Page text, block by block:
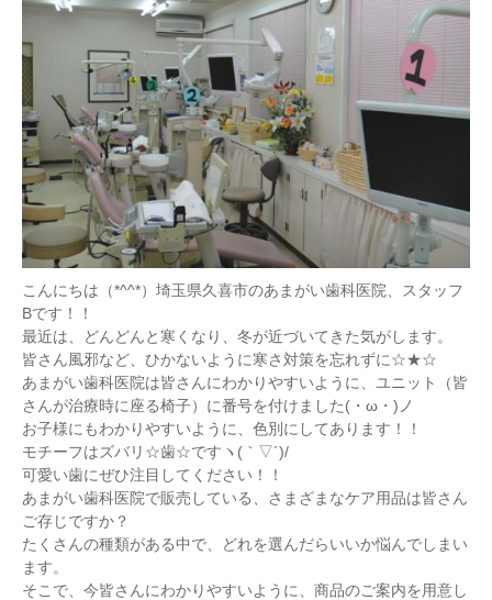
こんにちは（*^^*）埼玉県久喜市のあまがい歯科医院、スタッフ
Bです！！
最近は、どんどんと寒くなり、冬が近づいてきた気がします。
皆さん風邪など、ひかないように寒さ対策を忘れずに☆★☆
あまがい歯科医院は皆さんにわかりやすいように、ユニット（皆
さんが治療時に座る椅子）に番号を付けました(・ω・)ノ
お子様にもわかりやすいように、色別にしてあります！！
モチーフはズバリ☆歯☆ですヽ(｀▽´)/
可愛い歯にぜひ注目してください！！
あまがい歯科医院で販売している、さまざまなケア用品は皆さん
ご存じですか？
たくさんの種類がある中で、どれを選んだらいいか悩んでしまい
ます。
そこで、今皆さんにわかりやすいように、商品のご案内を用意し